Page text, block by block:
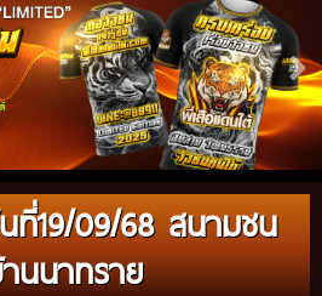
ที่19/09/68 สนามชน
นนาทราย